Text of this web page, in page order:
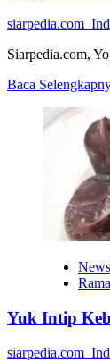
Siarpedia.com,
Baca
Yuk Intip